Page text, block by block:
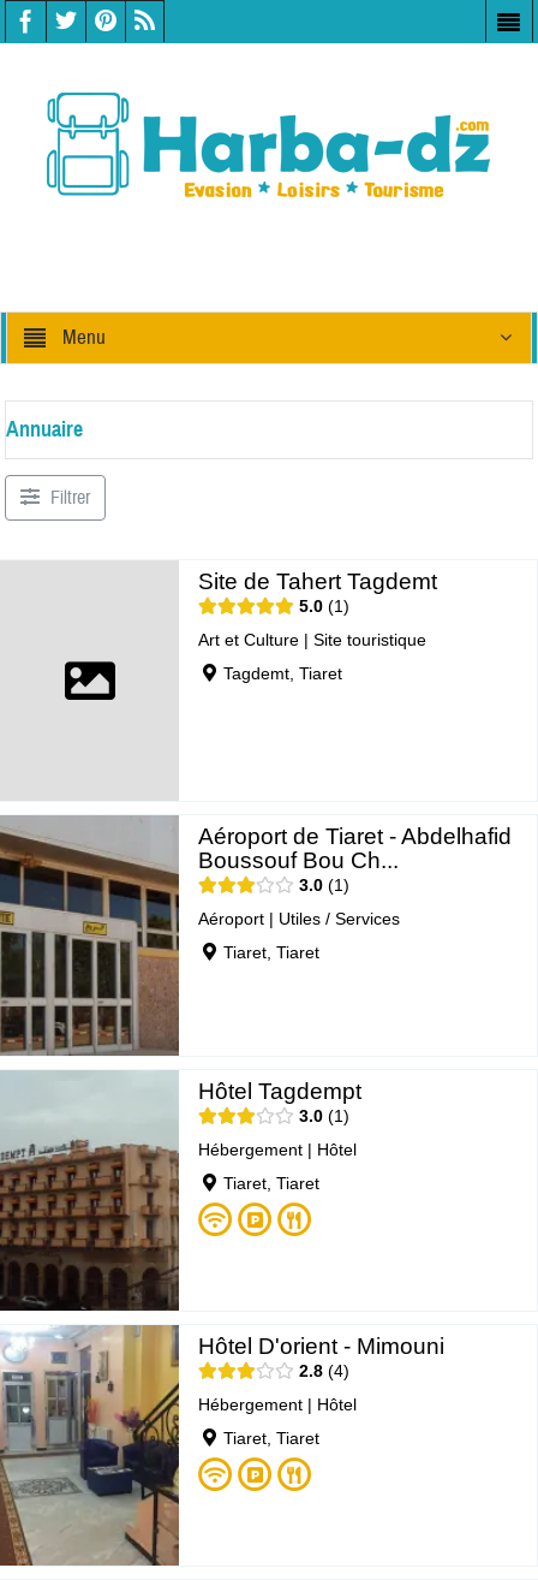
Menu
Annuaire
Filtrer
Site de Tahert Tagdemt
5.0
1
Art et Culture |Site touristique
Tagdemt, Tiaret
Aéroport de Tiaret - Abdelhafid
Boussouf Bou Ch...
3.0
1
Aéroport | Utiles / Services
Tiaret, Tiaret
Hôtel Tagdempt
3.0
1
Hébergement | Hôtel
Tiaret, Tiaret
Hôtel D'orient - Mimouni
2.8 4
Hébergement | Hôtel
Tiaret, Tiaret